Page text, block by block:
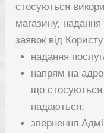
стосуються
магазину, надання
заявок від
надання
напрям на
що стосуються
надаються;
звернення